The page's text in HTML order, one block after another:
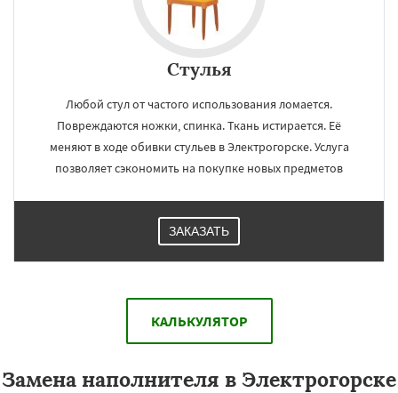
Стулья
Любой стул от частого использования ломается.
Повреждаются ножки, спинка. Ткань истирается. Её
меняют в ходе обивки стульев в Электрогорске. Услуга
позволяет сэкономить на покупке новых предметов
ЗАКАЗАТЬ
КАЛЬКУЛЯТОР
Замена наполнителя в Электрогорске